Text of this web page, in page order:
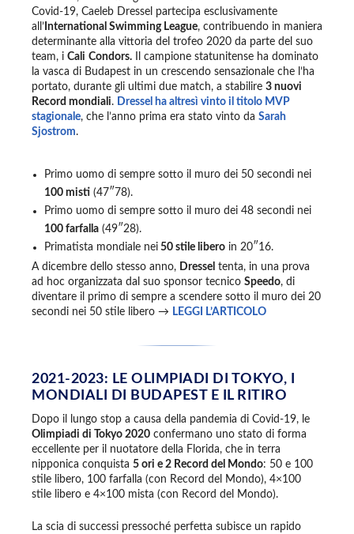
Covid-19, Caeleb Dressel partecipa esclusivamente
all’ International Swimming League, contribuendo in maniera
determinante alla vittoria del trofeo 2020 da parte del suo
team, i Cali Condors. Il campione statunitense ha dominato
la vasca di Budapest in un crescendo sensazionale che l’ha
portato, durante gli ultimi due match, a stabilire 3 nuovi
Record mondiali. Dressel ha altresì vinto il titolo MVP
stagionale, che l’anno prima era stato vinto da Sarah
Sjostrom.
Primo uomo di sempre sotto il muro dei 50 secondi nei
100 misti (47″78).
Primo uomo di sempre sotto il muro dei 48 secondi nei
100 farfalla (49″28).
Primatista mondiale nei 50 stile libero in 20″16.
A dicembre dello stesso anno, Dressel tenta, in una prova
ad hoc organizzata dal suo sponsor tecnico Speedo, di
diventare il primo di sempre a scendere sotto il muro dei 20
secondi nei 50 stile libero → LEGGI L’ARTICOLO
2021-2023: LE OLIMPIADI DI TOKYO, I
MONDIALI DI BUDAPEST E IL RITIRO
Dopo il lungo stop a causa della pandemia di Covid-19, le
Olimpiadi di Tokyo 2020 confermano uno stato di forma
eccellente per il nuotatore della Florida, che in terra
nipponica conquista 5 ori e 2 Record del Mondo: 50 e 100
stile libero, 100 farfalla (con Record del Mondo), 4×100
stile libero e 4×100 mista (con Record del Mondo).
La scia di successi pressoché perfetta subisce un rapido